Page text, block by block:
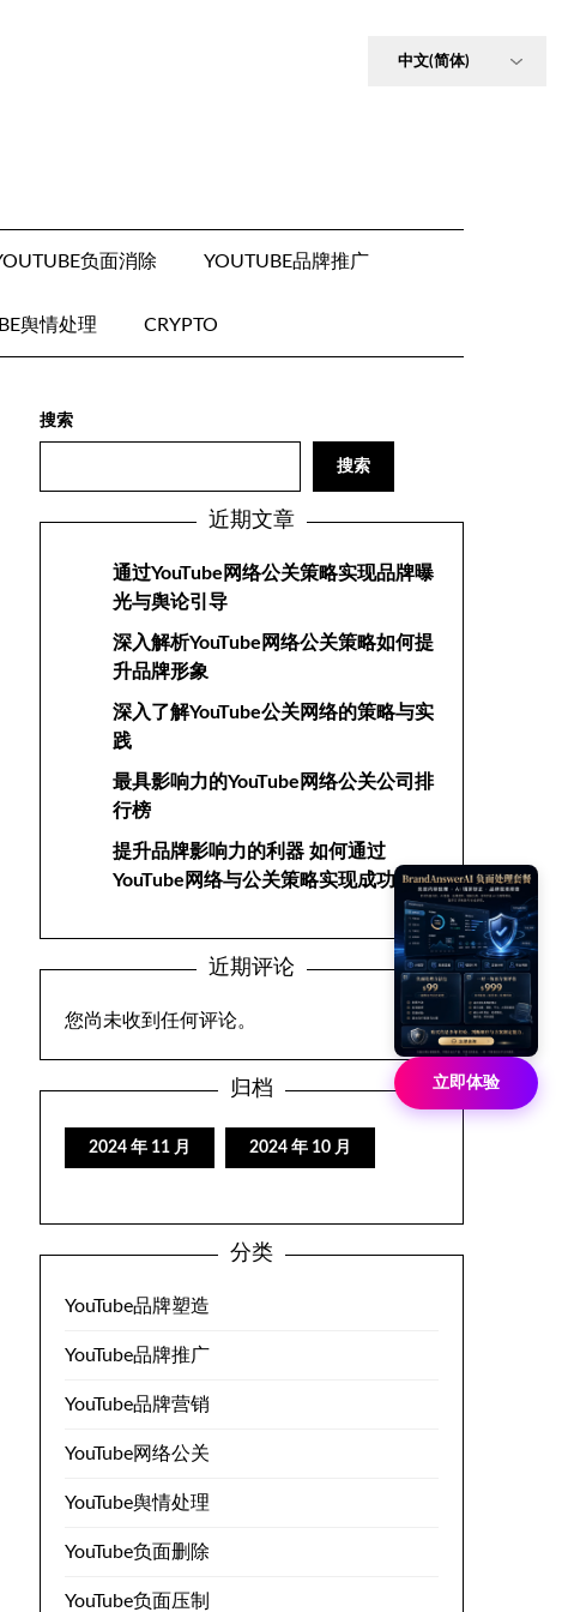
负面消除 YOUTUBE品牌推广
舆情处理 CRYPTO
搜索
搜索
近期文章
通过YouTube网络公关策略实现品牌曝
光与舆论引导
深入解析YouTube网络公关策略如何提
升品牌形象
深入了解YouTube公关网络的策略与实
践
最具影响力的YouTube网络公关公司排
行榜
提升品牌影响力的利器 如何通过
YouTube网络与公关策略实现成功
近期评论
您尚未收到任何评论。
归档
2024 年 11 月 2024 年 10 月
分类
YouTube品牌塑造
YouTube品牌推广
YouTube品牌营销
YouTube网络公关
YouTube舆情处理
YouTube负面删除
YouTube负面压制
立即体验